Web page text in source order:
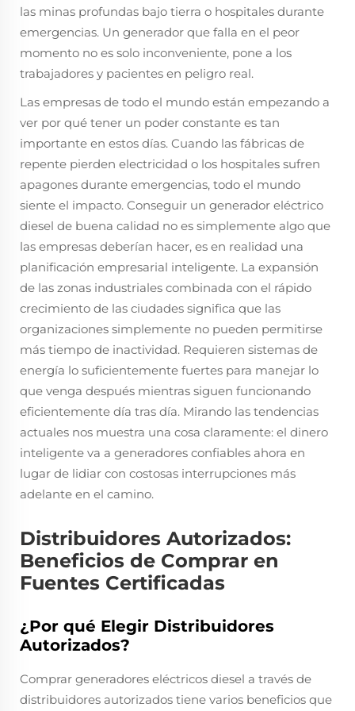
las minas profundas bajo tierra o hospitales durante
emergencias. Un generador que falla en el peor
momento no es solo inconveniente, pone a los
trabajadores y pacientes en peligro real.
Las empresas de todo el mundo están empezando a
ver por qué tener un poder constante es tan
importante en estos días. Cuando las fábricas de
repente pierden electricidad o los hospitales sufren
apagones durante emergencias, todo el mundo
siente el impacto. Conseguir un generador eléctrico
diesel de buena calidad no es simplemente algo que
las empresas deberían hacer, es en realidad una
planificación empresarial inteligente. La expansión
de las zonas industriales combinada con el rápido
crecimiento de las ciudades significa que las
organizaciones simplemente no pueden permitirse
más tiempo de inactividad. Requieren sistemas de
energía lo suficientemente fuertes para manejar lo
que venga después mientras siguen funcionando
eficientemente día tras día. Mirando las tendencias
actuales nos muestra una cosa claramente: el dinero
inteligente va a generadores confiables ahora en
lugar de lidiar con costosas interrupciones más
adelante en el camino.
Distribuidores Autorizados:
Beneficios de Comprar en
Fuentes Certificadas
¿Por qué Elegir Distribuidores
Autorizados?
Comprar generadores eléctricos diesel a través de
distribuidores autorizados tiene varios beneficios que